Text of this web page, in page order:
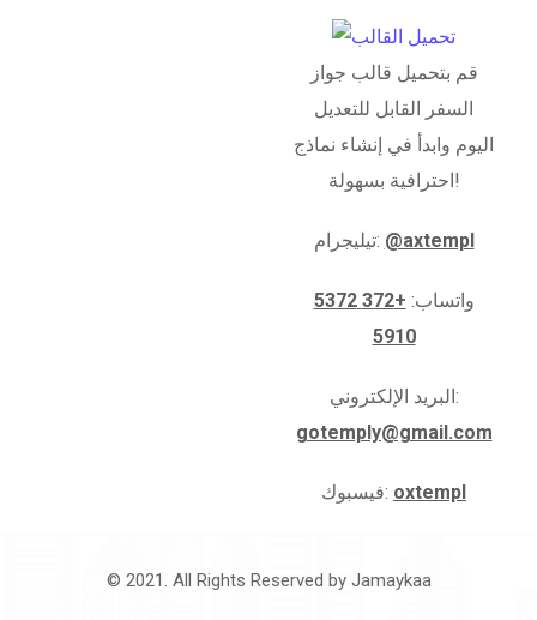
قم بتحميل قالب جواز
السفر القابل للتعديل
اليوم وابدأ في إنشاء نماذج
احترافية بسهولة!
تيليجرام: @axtempl
واتساب:
+372 5372
5910
البريد الإلكتروني:
gotemply@gmail.com
فيسبوك: oxtempl
© 2021. All Rights Reserved by Jamaykaa